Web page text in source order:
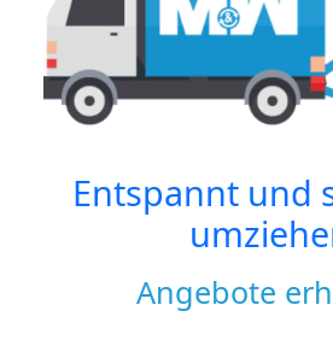
Entspannt und
Angebote